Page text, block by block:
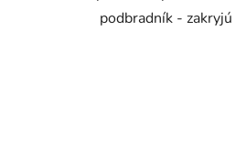
podbradník -